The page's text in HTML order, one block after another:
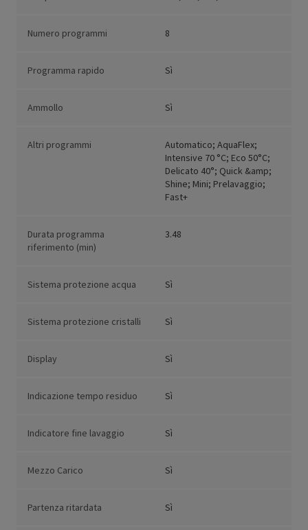
Numero programmi 8
Programma rapido Sì
Ammollo Sì
Altri programmi
Automatico; AquaFlex;
Intensive 70 °C; Eco 50°C;
Delicato 40°; Quick &amp;
Shine; Mini; Prelavaggio;
Fast+
Durata programma
riferimento (min)
3.48
Sistema protezione acqua Sì
Sistema protezione cristalli Sì
Display Sì
Indicazione tempo residuo Sì
Indicatore fine lavaggio Sì
Mezzo Carico Sì
Partenza ritardata Sì